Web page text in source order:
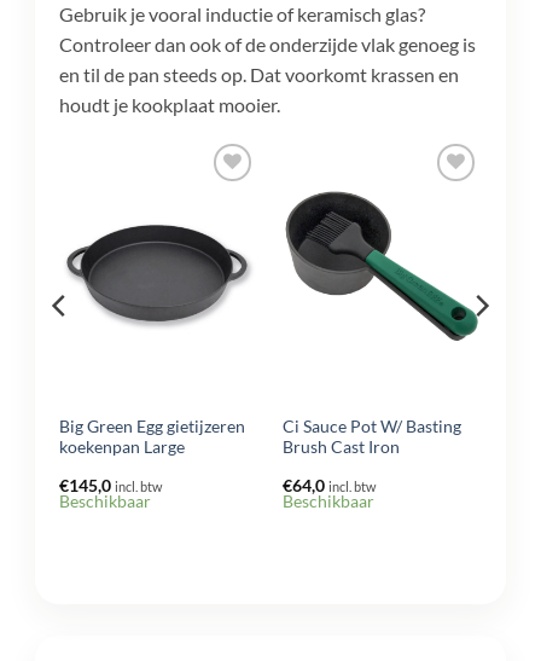
Gebruik je vooral inductie of keramisch glas?
Controleer dan ook of de onderzijde vlak genoeg is
en til de pan steeds op. Dat voorkomt krassen en
houdt je kookplaat mooier.
verlanglijst
Big Green Egg gietijzeren
koekenpan Large
€145,0 incl. btw
Beschikbaar
Ci Sauce Pot W/ Basting
Brush Cast Iron
€64,0 incl. btw
Beschikbaar